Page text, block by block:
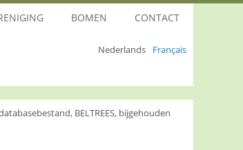
Nederlands Français
BOMEN CONTACT
BELTREES, bijgehouden